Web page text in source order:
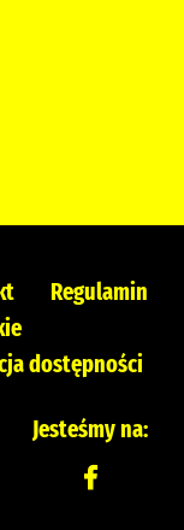
Regulamin
dostępności
Jesteśmy na: